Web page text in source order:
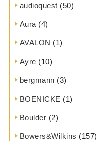
audioquest (50)
Aura (4)
AVALON (1)
Ayre (10)
bergmann (3)
BOENICKE (1)
Boulder (2)
Bowers&Wilkins (157)